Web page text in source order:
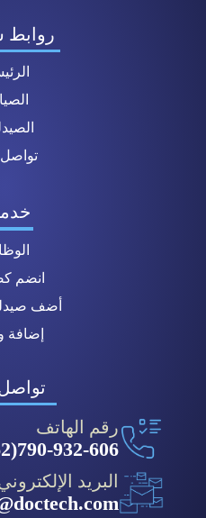
روابط
تواصل
انضم
أضف
إضافة
رقم الهاتف
790-932-606(962)+
البريد